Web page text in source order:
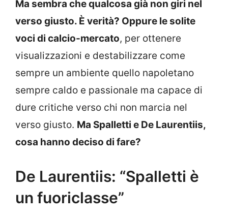
Ma sembra che qualcosa già non giri nel
verso giusto. È verità? Oppure le solite
voci di calcio-mercato, per ottenere
visualizzazioni e destabilizzare come
sempre un ambiente quello napoletano
sempre caldo e passionale ma capace di
dure critiche verso chi non marcia nel
verso giusto. Ma Spalletti e De Laurentiis,
cosa hanno deciso di fare?
De Laurentiis: “Spalletti è
un fuoriclasse”